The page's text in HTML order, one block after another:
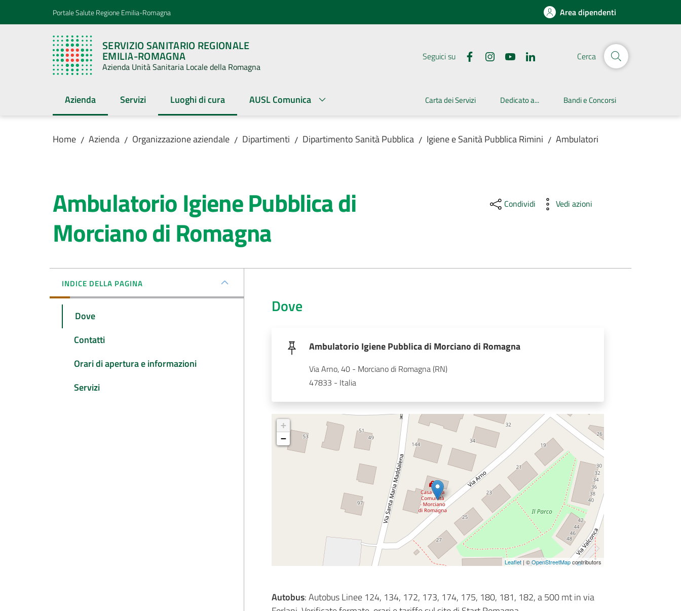
Vai al contenuto
Vai alla navigazionePortale Salute Regione Emilia-Romagna Area dipendenti
SERVIZIO SANITARIO REGIONALE
EMILIA-ROMAGNA
Azienda Unità Sanitaria Locale della Romagna
Seguici su Cerca
Azienda
Menu selezionatoServizi Luoghi di cura
Menu selezionato AUSL Comunica Carta dei Servizi Dedicato a... Bandi e Concorsi
Home / Azienda / Organizzazione aziendale / Dipartimenti / Dipartimento Sanità Pubblica / Igiene e Sanità Pubblica Rimini / Ambulatori
Ambulatorio Igiene Pubblica di
Morciano di Romagna
Condividi Vedi azioni
INDICE DELLA PAGINA
Dove
Contatti
Orari di apertura e informazioni
Servizi
Dove
Ambulatorio Igiene Pubblica di Morciano di Romagna
Via Arno, 40 - Morciano di Romagna (RN)
47833 - Italia
+
−
Leaflet| ©OpenStreetMapcontributors
Autobus: Autobus Linee 124, 134, 172, 173, 174, 175, 180, 181, 182, a 500 mt in via